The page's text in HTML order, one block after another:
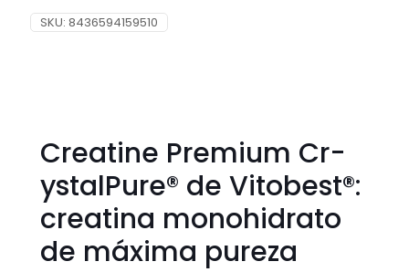
SKU: 8436594159510
Creatine Premium Cr-
ystalPure® de Vitobest®:
creatina monohidrato
de máxima pureza